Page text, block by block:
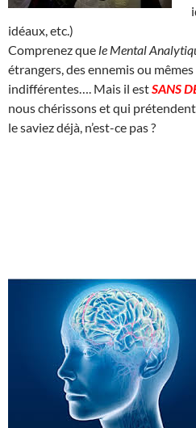
idéaux, etc.)
Comprenez que le Mental
étrangers, des ennemis ou
indifférentes…. Mais il estSANS
nous chérissons et qui
le saviez déjà, n’est-ce pas ?